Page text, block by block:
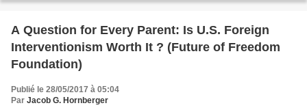
A Question for Every Parent: Is U.S. Foreign
Interventionism Worth It ? (Future of Freedom
Foundation)
Publié le 28/05/2017 à 05:04
Par Jacob G. Hornberger